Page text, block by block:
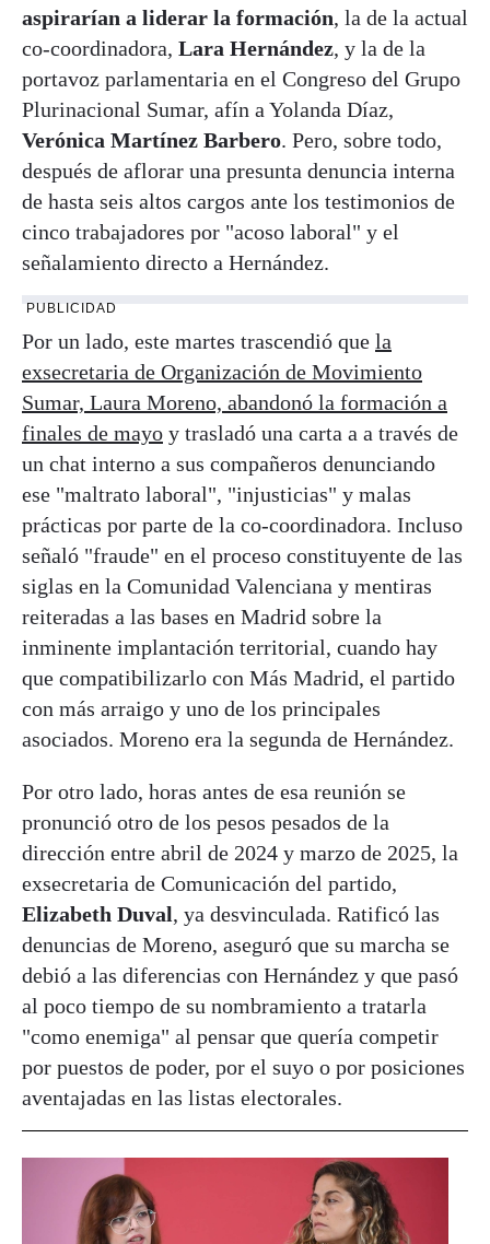
aspirarían a liderar la formación, la de la actual
co-coordinadora, Lara Hernández, y la de la
portavoz parlamentaria en el Congreso del Grupo
Plurinacional Sumar, afín a Yolanda Díaz,
Verónica Martínez Barbero. Pero, sobre todo,
después de aflorar una presunta denuncia interna
de hasta seis altos cargos ante los testimonios de
cinco trabajadores por "acoso laboral" y el
señalamiento directo a Hernández.
PUBLICIDAD
Por un lado, este martes trascendió que la
exsecretaria de Organización de Movimiento
Sumar, Laura Moreno, abandonó la formación a
finales de mayo y trasladó una carta a a través de
un chat interno a sus compañeros denunciando
ese "maltrato laboral", "injusticias" y malas
prácticas por parte de la co-coordinadora. Incluso
señaló "fraude" en el proceso constituyente de las
siglas en la Comunidad Valenciana y mentiras
reiteradas a las bases en Madrid sobre la
inminente implantación territorial, cuando hay
que compatibilizarlo con Más Madrid, el partido
con más arraigo y uno de los principales
asociados. Moreno era la segunda de Hernández.
Por otro lado, horas antes de esa reunión se
pronunció otro de los pesos pesados de la
dirección entre abril de 2024 y marzo de 2025, la
exsecretaria de Comunicación del partido,
Elizabeth Duval, ya desvinculada. Ratificó las
denuncias de Moreno, aseguró que su marcha se
debió a las diferencias con Hernández y que pasó
al poco tiempo de su nombramiento a tratarla
"como enemiga" al pensar que quería competir
por puestos de poder, por el suyo o por posiciones
aventajadas en las listas electorales.